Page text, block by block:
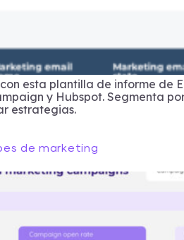
esta plantilla de informe de
y Hubspot. Segmenta
estrategias.
de marketing